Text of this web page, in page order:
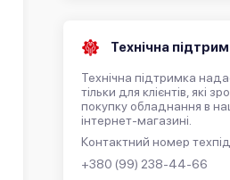
Технічна
Технічна підтримка
тільки для клієнтів, які
покупку обладнання в
інтернет-магазині.
Контактний номер
+380 (99) 238-44-66